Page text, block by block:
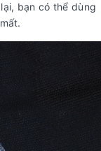
bạn có thể dùng